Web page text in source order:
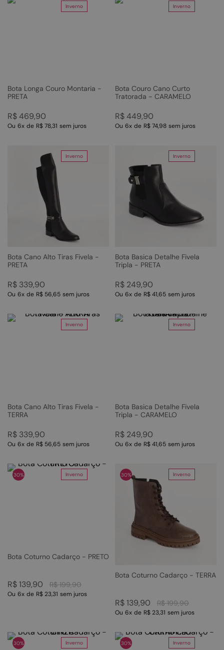
Inverno
Bota Longa Couro Montaria -
PRETA
R$469,90
Ou 6x de R$ 78,31 sem juros
Inverno
Bota Couro Cano Curto
Tratorada - CARAMELO
R$449,90
Ou 6x de R$ 74,98 sem juros
Inverno
Bota Cano Alto Tiras Fivela -
PRETA
R$ 339,90
Ou 6x de R$ 56,65 sem juros
Inverno
Bota Basica Detalhe Fivela
Tripla - PRETA
R$ 249,90
Ou 6x de R$ 41,65 sem juros
Inverno
Bota Cano Alto Tiras Fivela -
TERRA
R$ 339,90
Ou 6x de R$ 56,65 sem juros
Inverno
Bota Basica Detalhe Fivela
Tripla - CARAMELO
R$ 249,90
Ou 6x de R$ 41,65 sem juros
Inverno
30%
Bota Coturno Cadarço - PRETO
R$ 199,90
R$139,90
Ou 6x de R$ 23,31 sem juros
Inverno
30%
Bota Coturno Cadarço - TERRA
R$ 199,90
R$139,90
Ou 6x de R$ 23,31 sem juros
Inverno
30% Inverno
30%